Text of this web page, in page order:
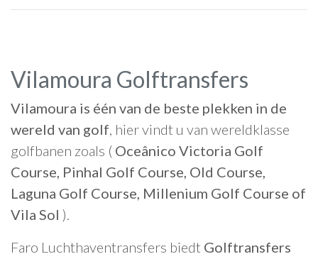
Vilamoura Golftransfers
Vilamoura is één van de beste plekken in de
wereld van golf, hier vindt u van wereldklasse
golfbanen zoals ( Oceânico Victoria Golf
Course, Pinhal Golf Course, Old Course,
Laguna Golf Course, Millenium Golf Course of
Vila Sol ).
Faro Luchthaventransfers biedt Golftransfers